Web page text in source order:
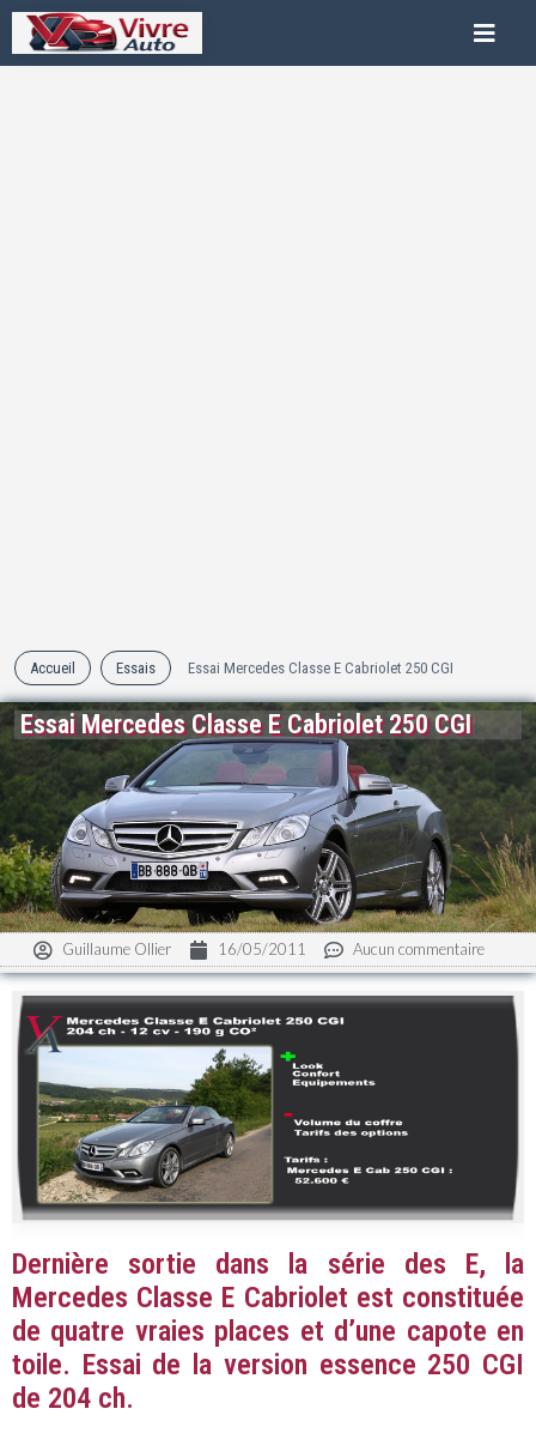
Accueil Essais Essai Mercedes Classe E Cabriolet 250 CGI
Essai Mercedes Classe E Cabriolet 250 CGI
Guillaume Ollier 16/05/2011 Aucun commentaire
Dernière sortie dans la série des E, la
Mercedes Classe E Cabriolet est constituée
de quatre vraies places et d’une capote en
toile. Essai de la version essence 250 CGI
de 204 ch.